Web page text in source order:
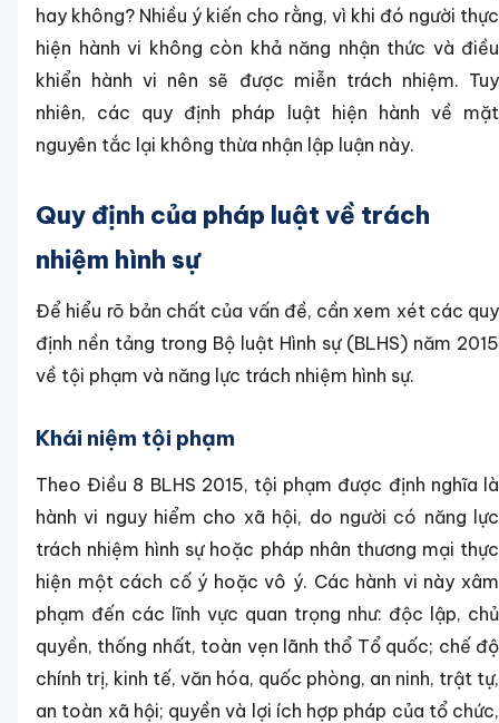
hay không? Nhiều ý kiến cho rằng, vì khi đó người thực
hiện hành vi không còn khả năng nhận thức và điều
khiển hành vi nên sẽ được miễn trách nhiệm. Tuy
nhiên, các quy định pháp luật hiện hành về mặt
nguyên tắc lại không thừa nhận lập luận này.
Quy định của pháp luật về trách
nhiệm hình sự
Để hiểu rõ bản chất của vấn đề, cần xem xét các quy
định nền tảng trong Bộ luật Hình sự (BLHS) năm 2015
về tội phạm và năng lực trách nhiệm hình sự.
Khái niệm tội phạm
Theo Điều 8 BLHS 2015, tội phạm được định nghĩa là
hành vi nguy hiểm cho xã hội, do người có năng lực
trách nhiệm hình sự hoặc pháp nhân thương mại thực
hiện một cách cố ý hoặc vô ý. Các hành vi này xâm
phạm đến các lĩnh vực quan trọng như: độc lập, chủ
quyền, thống nhất, toàn vẹn lãnh thổ Tổ quốc; chế độ
chính trị, kinh tế, văn hóa, quốc phòng, an ninh, trật tự,
an toàn xã hội; quyền và lợi ích hợp pháp của tổ chức,